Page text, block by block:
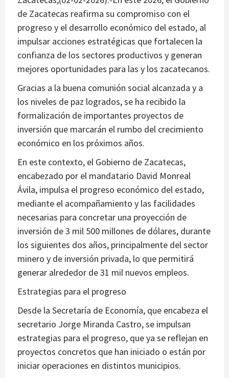
de Zacatecas reafirma su compromiso con el
progreso y el desarrollo económico del estado, al
impulsar acciones estratégicas que fortalecen la
confianza de los sectores productivos y generan
mejores oportunidades para las y los zacatecanos.
Gracias a la buena comunión social alcanzada y a
los niveles de paz logrados, se ha recibido la
formalización de importantes proyectos de
inversión que marcarán el rumbo del crecimiento
económico en los próximos años.
En este contexto, el Gobierno de Zacatecas,
encabezado por el mandatario David Monreal
Ávila, impulsa el progreso económico del estado,
mediante el acompañamiento y las facilidades
necesarias para concretar una proyección de
inversión de 3 mil 500 millones de dólares, durante
los siguientes dos años, principalmente del sector
minero y de inversión privada, lo que permitirá
generar alrededor de 31 mil nuevos empleos.
Estrategias para el progreso
Desde la Secretaría de Economía, que encabeza el
secretario Jorge Miranda Castro, se impulsan
estrategias para el progreso, que ya se reflejan en
proyectos concretos que han iniciado o están por
iniciar operaciones en distintos municipios.